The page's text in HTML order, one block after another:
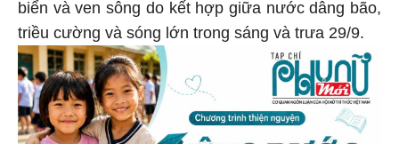
biển và ven sông do kết hợp giữa nước dâng bão,
triều cường và sóng lớn trong sáng và trưa 29/9.